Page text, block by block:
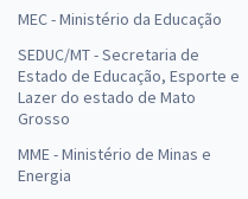
MEC - Ministério da Educação
SEDUC/MT - Secretaria de
Estado de Educação, Esporte e
Lazer do estado de Mato
Grosso
MME - Ministério de Minas e
Energia